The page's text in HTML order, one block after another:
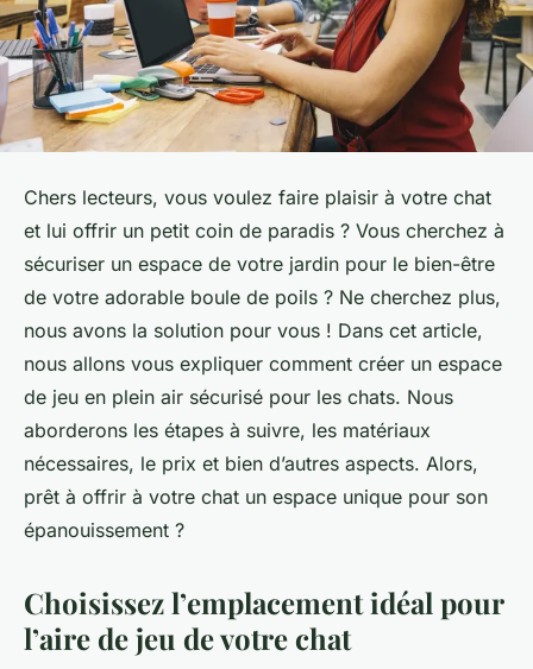
Chers lecteurs, vous voulez faire plaisir à votre chat
et lui offrir un petit coin de paradis ? Vous cherchez à
sécuriser un espace de votre jardin pour le bien-être
de votre adorable boule de poils ? Ne cherchez plus,
nous avons la solution pour vous ! Dans cet article,
nous allons vous expliquer comment créer un espace
de jeu en plein air sécurisé pour les chats. Nous
aborderons les étapes à suivre, les matériaux
nécessaires, le prix et bien d’autres aspects. Alors,
prêt à offrir à votre chat un espace unique pour son
épanouissement ?
Choisissez l’emplacement idéal pour
l’aire de jeu de votre chat